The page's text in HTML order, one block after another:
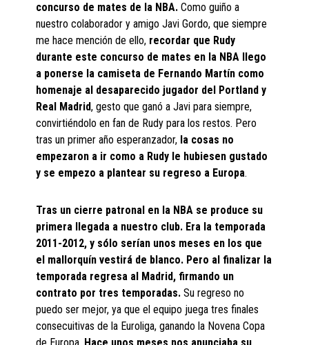
concurso de mates de la NBA.Como guiño a
nuestro colaborador y amigo Javi Gordo, que siempre
me hace mención de ello, recordar que Rudy
durante este concurso de mates en la NBA llego
a ponerse la camiseta de Fernando Martín como
homenaje al desaparecido jugador del Portland y
Real Madrid, gesto que ganó a Javi para siempre,
convirtiéndolo en fan de Rudy para los restos. Pero
tras un primer año esperanzador, la cosas no
empezaron a ir como a Rudy le hubiesen gustado
y se empezo a plantear su regreso a Europa.
Tras un cierre patronal en la NBA se produce su
primera llegada a nuestro club. Era la temporada
2011-2012, y sólo serían unos meses en los que
el mallorquín vestirá de blanco. Pero al finalizar la
temporada regresa al Madrid, firmando un
contrato por tres temporadas.Su regreso no
puedo ser mejor, ya que el equipo juega tres finales
consecuitivas de la Euroliga, ganando la Novena Copa